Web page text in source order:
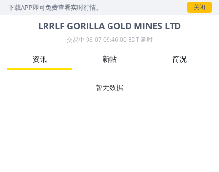
载APP即可免费查看实时行情。 关闭
LRRLF GORILLA GOLD MINES LTD
交易中 08-07 09:46:00 EDT 延时
资讯 新帖 简况
暂无数据